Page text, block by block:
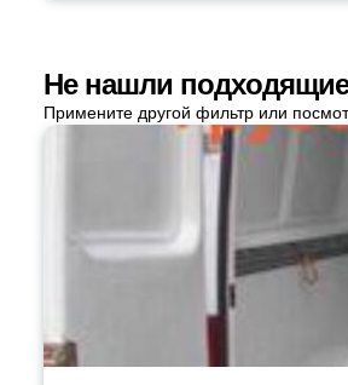
Не нашли
Примените другой фильтр или